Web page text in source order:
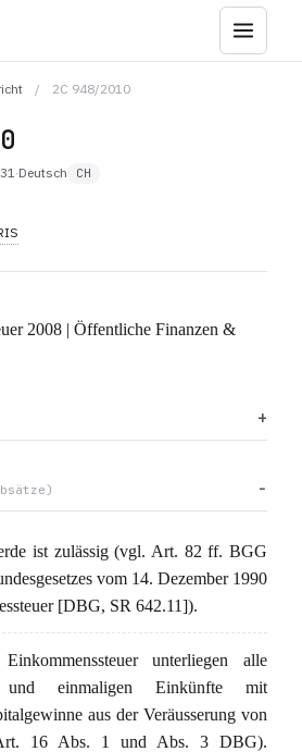
/ 2C 948/2010
·Deutsch CH
2008 | Öffentliche Finanzen &
ist zulässig (vgl. Art. 82 ff. BGG
vom 14. Dezember 1990
[DBG, SR 642.11]).
unterliegen alle
und einmaligen Einkünfte mit
aus der Veräusserung von
16 Abs. 1 und Abs. 3 DBG).